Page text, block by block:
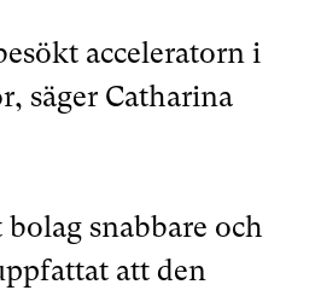
acceleratorn i
säger Catharina
snabbare och
att den